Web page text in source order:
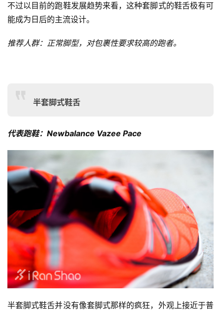
不过以目前的跑鞋发展趋势来看，这种套脚式的鞋舌极有可
能成为日后的主流设计。
推荐人群：正常脚型，对包裹性要求较高的跑者。
半套脚式鞋舌
代表跑鞋：Newbalance Vazee Pace
半套脚式鞋舌并没有像套脚式那样的疯狂，外观上接近于普